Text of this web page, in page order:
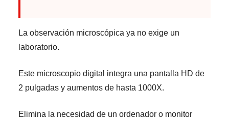
La observación microscópica ya no exige un
laboratorio.
Este microscopio digital integra una pantalla HD de
2 pulgadas y aumentos de hasta 1000X.
Elimina la necesidad de un ordenador o monitor